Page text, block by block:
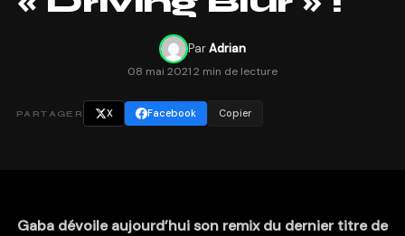
ParAdrian
08 mai 20212 min de lecture
PARTAGER X Facebook Copier
Gaba dévoile aujourd’hui son remix du dernier titre de